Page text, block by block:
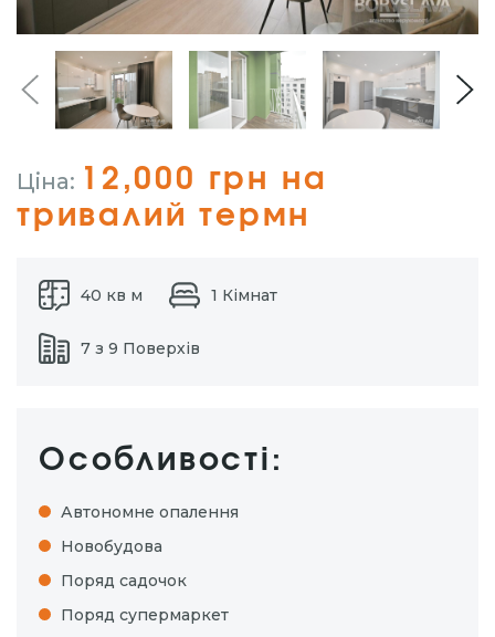
Ціна: 12,000 грн на
тривалий термн
40 кв м 1 Кімнат
7 з 9 Поверхів
Особливості:
Автономне опалення
Новобудова
Поряд садочок
Поряд супермаркет